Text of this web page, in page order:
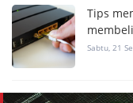
Tips
membeli
Sabtu, 21